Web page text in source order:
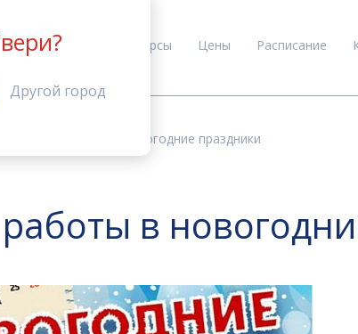
Тверь
Другой город
Курсы Цены Расписание
График работы в новогодние праздники
в